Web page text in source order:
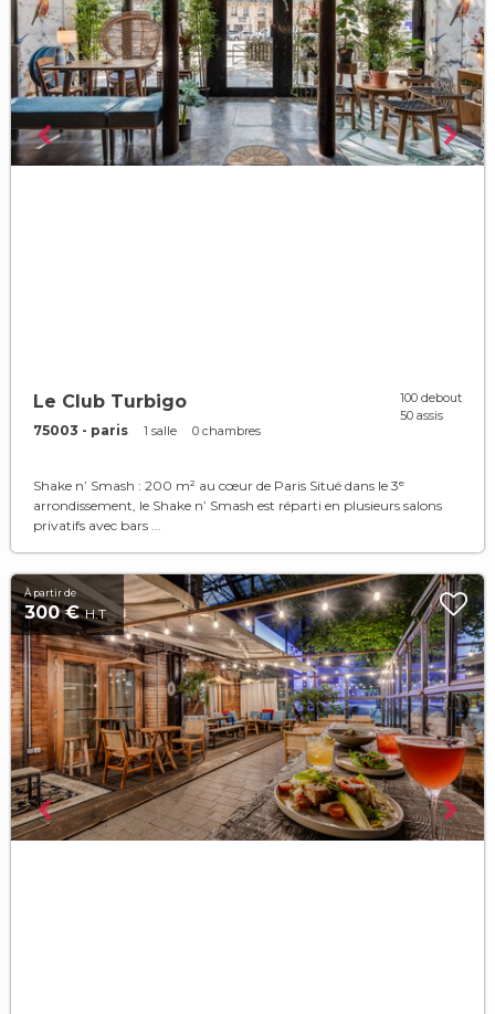
Le Club Turbigo
75003 - paris 1 salle 0 chambres
100 debout
50 assis
Shake n’ Smash : 200 m² au cœur de Paris Situé dans le 3ᵉ
arrondissement, le Shake n’ Smash est réparti en plusieurs salons
privatifs avec bars ...
À partir de
300 €H.T